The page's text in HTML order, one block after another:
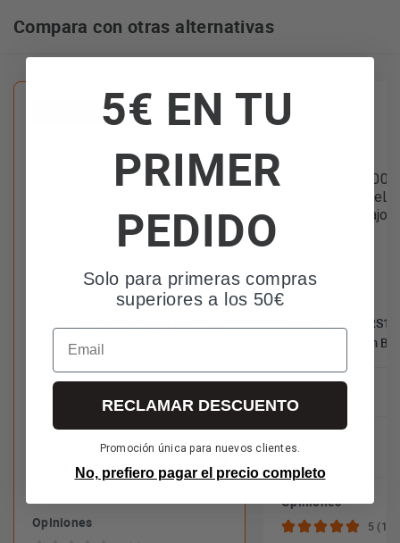
Compara con otras alternativas
Cata CBP 40-40 - Fregadero Bajo
Encimera 1 Cubeta Cuadrada
70€
Opiniones
Tu elección
Teka Be Linea
Fregadero 50cm
Marca
Opiniones
5 (1)
5€ EN TU
PRIMER
PEDIDO
Solo para primeras compras
superiores a los 50€
Email
RECLAMAR DESCUENTO
Promoción única para nuevos clientes.
No, prefiero pagar el precio completo